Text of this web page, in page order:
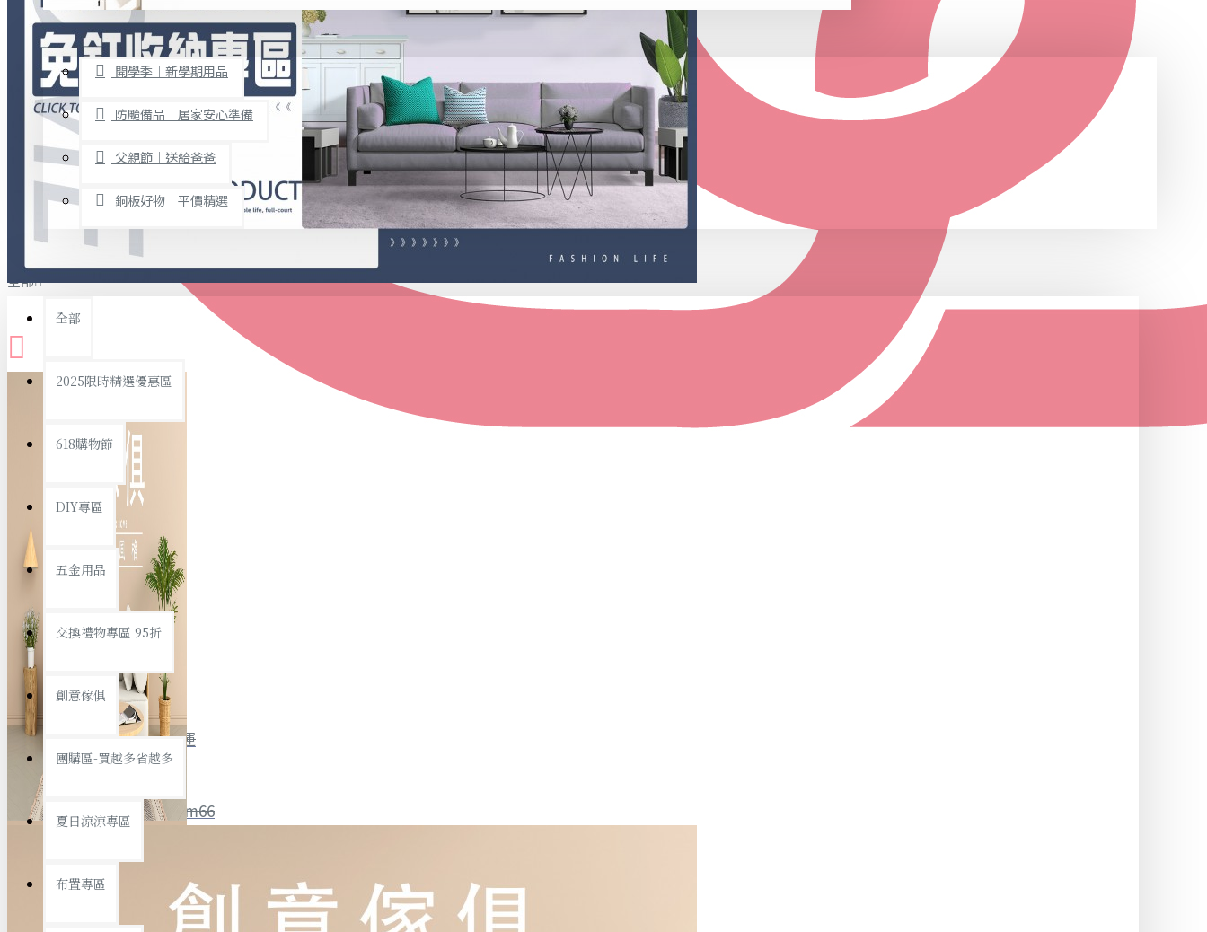
全館限時滿799免運
聯絡我們 ID : @ym66
優惠活動 最新活動
查看更多
文具禮品
事務用品
文具收納
書寫用品
衛浴用品
個人衛浴用品
浴室置物/收納
旅行收納
汽機車用品
桌子/椅子
置物架/收納櫃
其他
免打孔收納專區
限時促銷
開學季｜新學期用品
防颱備品｜居家安心準備
父親節｜送給爸爸
銅板好物｜平價精選
全部
全部
2025限時精選優惠區
618購物節
DIY專區
五金用品
交換禮物專區 95折
創意傢俱
團購區-買越多省越多
夏日涼涼專區
布置專區